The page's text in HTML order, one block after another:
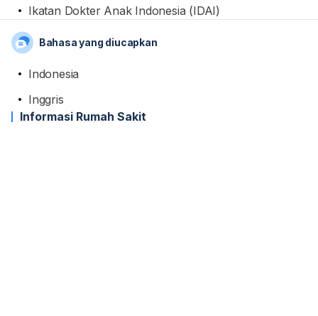
Ikatan Dokter Anak Indonesia (IDAI)
Bahasa yang diucapkan
Indonesia
Inggris
Informasi Rumah Sakit